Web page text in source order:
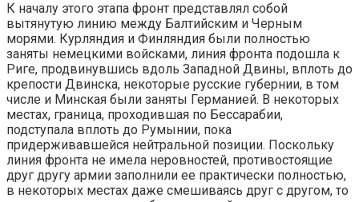
К началу этого этапа фронт представлял собой
вытянутую линию между Балтийским и Черным
морями. Курляндия и Финляндия были полностью
заняты немецкими войсками, линия фронта подошла к
Риге, продвинувшись вдоль Западной Двины, вплоть до
крепости Двинска, некоторые русские губернии, в том
числе и Минская были заняты Германией. В некоторых
местах, граница, проходившая по Бессарабии,
подступала вплоть до Румынии, пока
придерживавшейся нейтральной позиции. Поскольку
линия фронта не имела неровностей, противостоящие
друг другу армии заполнили ее практически полностью,
в некоторых местах даже смешиваясь друг с другом, то